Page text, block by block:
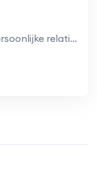
Inzichten en technieken om uw persoonlijke relaties te verbeteren.